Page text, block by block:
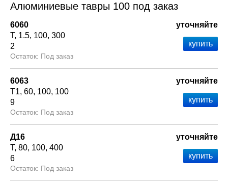
Алюминиевые тавры 100 под заказ
6060
Т 1.5 100 300
2
Под заказ
уточняйте
6063
Т1 60 100 100
9
Под заказ
уточняйте
Д16
Т 80 100 400
6
Под заказ
уточняйте